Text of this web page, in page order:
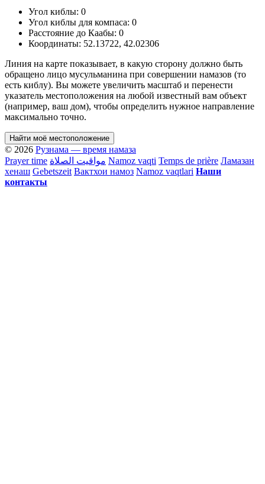
Угол киблы: 0
Угол киблы для компаса: 0
Расстояние до Каабы: 0
Координаты: 52.13722, 42.02306
Линия на карте показывает, в какую сторону должно быть
обращено лицо мусульманина при совершении намазов (то
есть киблу). Вы можете увеличить масштаб и перенести
указатель местоположения на любой известный вам объект
(например, ваш дом), чтобы определить нужное направление
максимально точно.
Найти моё местоположение
© 2026 Рузнама — время намаза
Prayer time مواقيت الصلاة Namoz vaqti Temps de prière Ламазан
хенаш Gebetszeit Вактхои намоз Namoz vaqtlari Наши
контакты